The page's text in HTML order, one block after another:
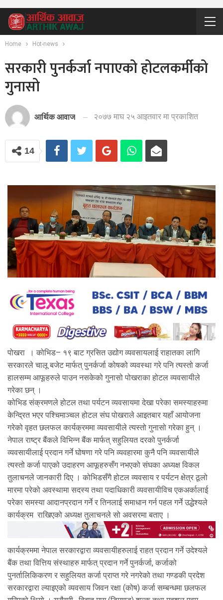
Home Hot-news
सरकारी पुनर्कर्जा नपाएको होटलकर्मीको
गुनासो
आर्थिक आवाज २०७७ माघ २५ आइतवार मा प्रकाशित
14
पोखरा । कोभिड– १९ बाट ग्रसित उद्योग व्यवसायलाई राहातका लागि
सरकारले चालू बजेट मार्फत् पुनर्कर्जा कोषको व्यवस्था गरे पनि त्यस्तो कर्जा
हालसम्म आफूहरुले पाउन नसकेको गुनासो पोखराका होटल व्यवसायीले
गरेका छन् ।
कोभिड संक्रमणले होटल तथा पर्यटन व्यवसायमा देखा परेका समस्याहरुमा
केन्द्रित भएर पश्चिमाञ्चल होटल संघ पोखराले आइतबार यहाँ आयोजना
गरेको वृहत छलफल कार्यक्रममा व्यवसायीले त्यस्तो गुनासो गरेका हुन् ।
नेपाल राष्ट्र बैंकले विभिन्न बैंक मार्फत् सहुलियत दरको पुनर्कर्जा
व्यवसायीलाई प्रदान गर्ने घोषणा गरे पनि व्यवहारमा कुनै पनि व्यवसायीले
त्यस्तो कर्जा पाएको उदाहरण आफूहरुसँग नभएको संघका अध्यक्ष विकल
तुलाचनले जानकारी दिए । कोभिडसँगै होटल व्यवसाय र पर्यटन क्षेत्र ठूलो
मारमा परेको अवस्थामा सदस्य तथा पदाधिकारी व्यवसायीविच एकअर्कालाई
परेका समस्या आदानप्रदान गर्ने र तिनलाई समाधान गर्न पहल गर्ने उद्धेश्यले
कार्यक्रम राखिएको अध्यक्ष तुलाचनले सो अवसरमा बताए ।
कार्यक्रममा नेपाल सरकारद्वारा व्यवसायीहरुलाई राहत प्रदान गर्ने उदेश्यले
बैंक तथा वित्तिय संस्थाहरु मार्फत् प्रदान गर्ने पुनर्कर्जा, कर्जाको
पुनर्तालिकिकरण र सहुलियत कर्जा प्राप्त गरे नगरेको तथा गण्डकी प्रदेश
सरकारद्वारा ल्याइएको व्यवसाय जिवन रक्षा (कोष) कर्जा सम्बन्धमा छलफल